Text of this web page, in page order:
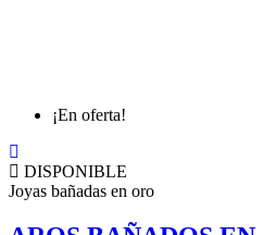
¡En oferta!
DISPONIBLE
Joyas bañadas en oro